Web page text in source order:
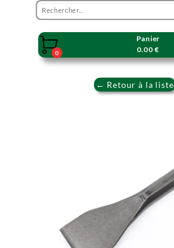

0
Panier
0.00 €
← Retour à la liste